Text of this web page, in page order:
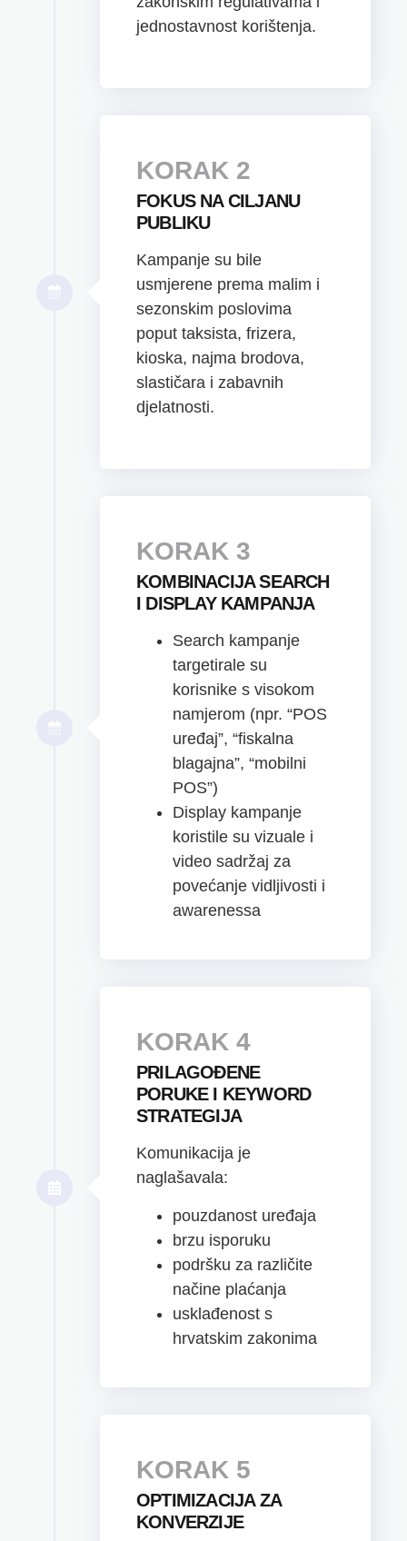
jednostavnost korištenja.
KORAK 2
FOKUS NA CILJANU
PUBLIKU
Kampanje su bile
usmjerene prema malim i
sezonskim poslovima
poput taksista, frizera,
kioska, najma brodova,
slastičara i zabavnih
djelatnosti.
KORAK 3
KOMBINACIJA SEARCH
I DISPLAY KAMPANJA
Search kampanje
targetirale su
korisnike s visokom
namjerom (npr. “POS
uređaj”, “fiskalna
blagajna”, “mobilni
POS”)
Display kampanje
koristile su vizuale i
video sadržaj za
povećanje vidljivosti i
awarenessa
KORAK 4
PRILAGOĐENE
PORUKE I KEYWORD
STRATEGIJA
Komunikacija je
naglašavala:
pouzdanost uređaja
brzu isporuku
podršku za različite
načine plaćanja
usklađenost s
hrvatskim zakonima
KORAK 5
OPTIMIZACIJA ZA
KONVERZIJE